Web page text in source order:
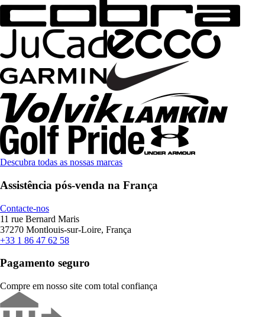
Descubra todas as nossas marcas
Assistência pós-venda na França
Contacte-nos
11 rue Bernard Maris
37270 Montlouis-sur-Loire, França
+33 1 86 47 62 58
Pagamento seguro
Compre em nosso site com total confiança